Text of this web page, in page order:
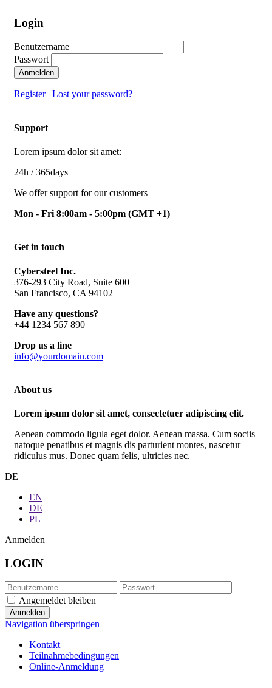
Login
Benutzername
Passwort
Anmelden
Register| Lost your password?
Support
Lorem ipsum dolor sit amet:
24h / 365days
We offer support for our customers
Mon - Fri 8:00am - 5:00pm (GMT +1)
Get in touch
Cybersteel Inc.
376-293 City Road, Suite 600
San Francisco, CA 94102
Have any questions?
+44 1234 567 890
Drop us a line
info@yourdomain.com
About us
Lorem ipsum dolor sit amet, consectetuer adipiscing elit.
Aenean commodo ligula eget dolor. Aenean massa. Cum sociis
natoque penatibus et magnis dis parturient montes, nascetur
ridiculus mus. Donec quam felis, ultricies nec.
DE
EN
DE
PL
Anmelden
LOGIN
Angemeldet bleiben
Navigation überspringen
Kontakt
Teilnahmebedingungen
Online-Anmeldung